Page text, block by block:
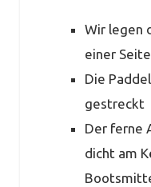
Wir legen
einer
Die
gestreckt
Der ferne
dicht am